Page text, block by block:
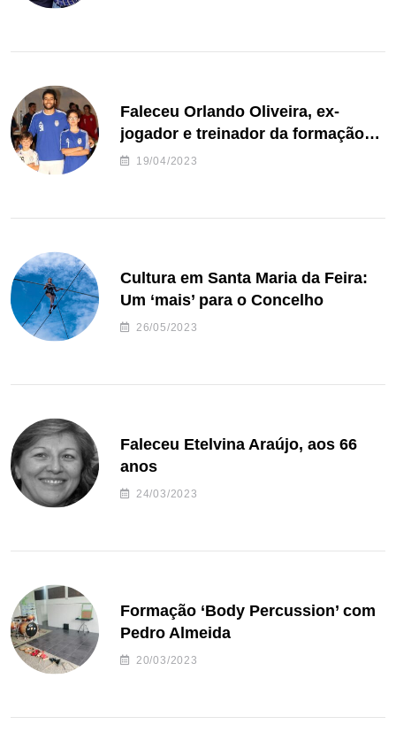
Faleceu Orlando Oliveira, ex-
jogador e treinador da formação
de andebol do Feirense
19/04/2023
Cultura em Santa Maria da Feira:
Um ‘mais’ para o Concelho
26/05/2023
Faleceu Etelvina Araújo, aos 66
anos
24/03/2023
Formação ‘Body Percussion’ com
Pedro Almeida
20/03/2023